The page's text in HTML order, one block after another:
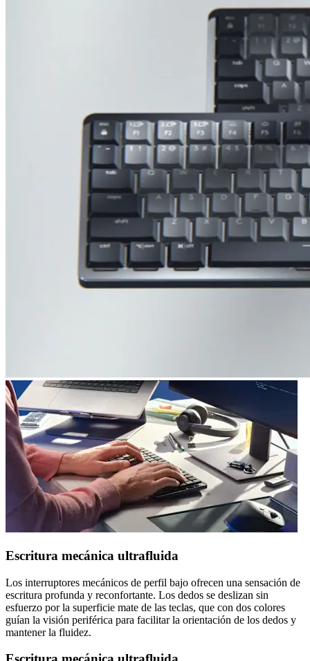
Escritura mecánica ultrafluida
Los interruptores mecánicos de perfil bajo ofrecen una sensación de
escritura profunda y reconfortante. Los dedos se deslizan sin
esfuerzo por la superficie mate de las teclas, que con dos colores
guían la visión periférica para facilitar la orientación de los dedos y
mantener la fluidez.